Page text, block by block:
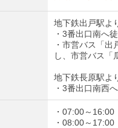
地下鉄出戸駅よ
・3番出口南へ
・市営バス「
し、市営バス「
地下鉄長原駅よ
・3番出口南西
・07:00～16:00
・08:00～17:00